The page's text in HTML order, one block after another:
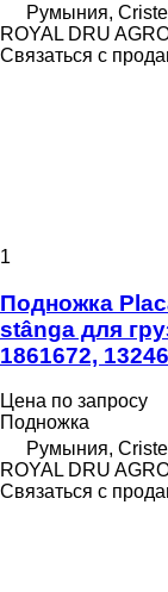
Румыния,
ROYAL DRU
Связаться с
1
Подножка
stânga для
1861672,
Цена по запросу
Подножка
Румыния,
ROYAL DRU
Связаться с